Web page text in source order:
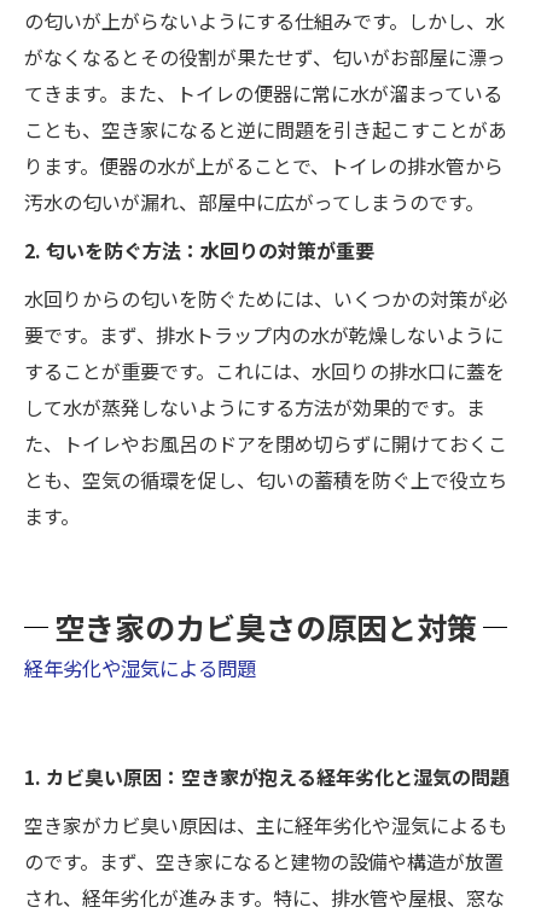
の匂いが上がらないようにする仕組みです。しかし、水
がなくなるとその役割が果たせず、匂いがお部屋に漂っ
てきます。また、トイレの便器に常に水が溜まっている
ことも、空き家になると逆に問題を引き起こすことがあ
ります。便器の水が上がることで、トイレの排水管から
汚水の匂いが漏れ、部屋中に広がってしまうのです。
2. 匂いを防ぐ方法：水回りの対策が重要
水回りからの匂いを防ぐためには、いくつかの対策が必
要です。まず、排水トラップ内の水が乾燥しないように
することが重要です。これには、水回りの排水口に蓋を
して水が蒸発しないようにする方法が効果的です。ま
た、トイレやお風呂のドアを閉め切らずに開けておくこ
とも、空気の循環を促し、匂いの蓄積を防ぐ上で役立ち
ます。
空き家のカビ臭さの原因と対策
経年劣化や湿気による問題
1. カビ臭い原因：空き家が抱える経年劣化と湿気の問題
空き家がカビ臭い原因は、主に経年劣化や湿気によるも
のです。まず、空き家になると建物の設備や構造が放置
され、経年劣化が進みます。特に、排水管や屋根、窓な